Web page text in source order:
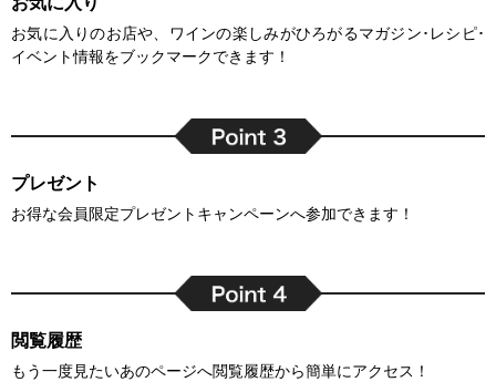
お気に入りのお店や、ワインの楽しみがひろがるマガジン･レシピ･
イベント情報をブックマークできます！
プレゼント
お得な会員限定プレゼントキャンペーンへ参加できます！
閲覧履歴
もう一度見たいあのページへ閲覧履歴から簡単にアクセス！